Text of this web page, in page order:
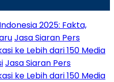
2025: Fakta,
Jasa Siaran Pers
ke Lebih dari 150 Media
Jasa Siaran Pers
ke Lebih dari 150 Media